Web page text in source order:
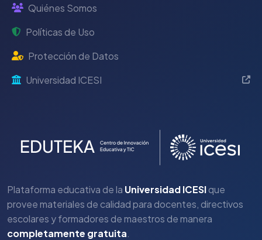
Quiénes Somos
Políticas de Uso
Protección de Datos
Universidad ICESI
Plataforma educativa de la Universidad ICESIque
provee materiales de calidad para docentes, directivos
escolares y formadores de maestros de manera
completamente gratuita.